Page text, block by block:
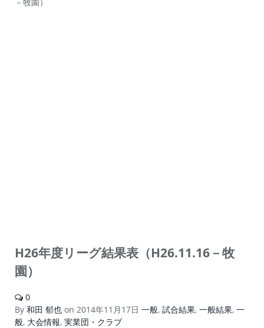
H26年度リーグ結果表（H26.11.16－牧
園）
0
By 和田 郁也 on 2014年11月17日 一般, 試合結果, 一般結果, 一
般, 大会情報, 実業団・クラブ